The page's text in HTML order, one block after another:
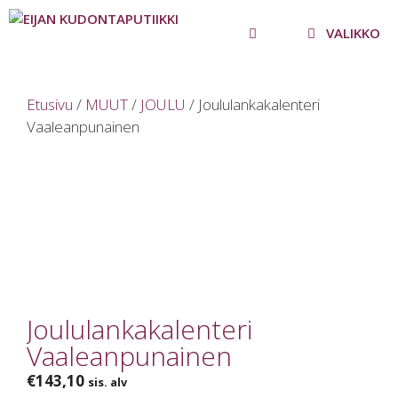
Siirry
sisältöön
VALIKKO
Etusivu / MUUT/ JOULU / Joululankakalenteri
Vaaleanpunainen
Joululankakalenteri
Vaaleanpunainen
€143,10 sis. alv